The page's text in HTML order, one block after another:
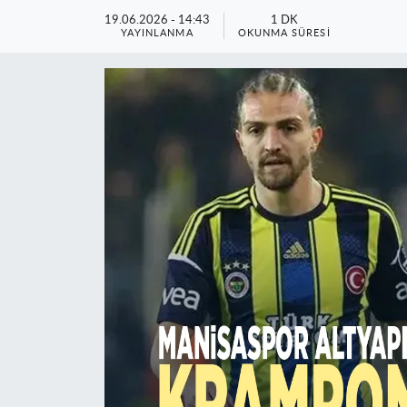
19.06.2026 - 14:43
YAYINLANMA
1 DK
OKUNMA SÜRESI